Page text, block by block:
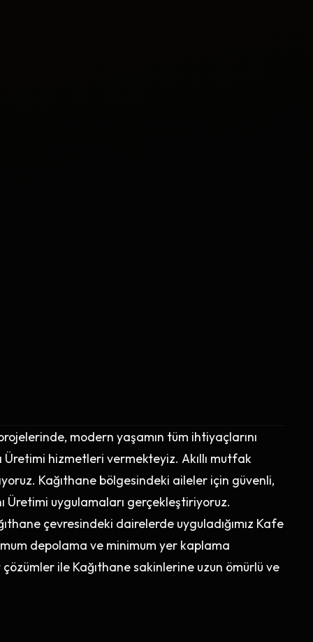
modern yaşamın tüm ihtiyaçlarını
hizmetleri vermekteyiz. Akıllı mutfak
Kağıthane bölgesindeki aileler için güvenli,
Üretimi uygulamaları gerçekleştiriyoruz.
çevresindeki dairelerde uyguladığımız Kafe
depolama ve minimum yer kaplama
ile Kağıthane sakinlerine uzun ömürlü ve